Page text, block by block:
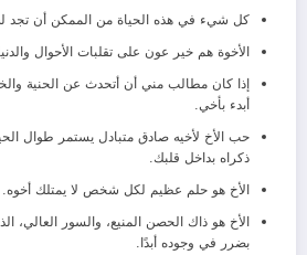
كل شيء في هذه الحياة من الممكن أن تجد له
الأخوة هم خير عون على تقلبات الأحوال
إذا كان مطالب مني أن أتحدث عن الحنية
أبدء بأخي.
حب الأخ لأخيه صادق متبادل يستمر طوال
ذكراه بداخل قلبك.
الأخ هو حلم عظيم لكل شخص لا يمتلك أخوه.
الأخ هو ذاك الحصن المنيع، والسور العالي،
بضرر في وجوده أبدًا.